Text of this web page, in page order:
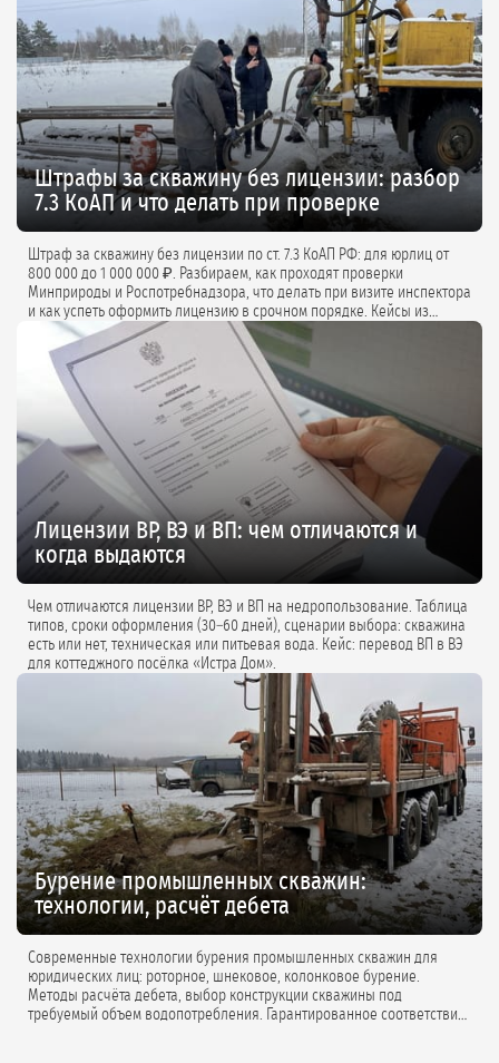
Штрафы за скважину без лицензии: разбор
7.3 КоАП и что делать при проверке
Штраф за скважину без лицензии по ст. 7.3 КоАП РФ: для юрлиц от
800 000 до 1 000 000 ₽. Разбираем, как проходят проверки
Минприроды и Роспотребнадзора, что делать при визите инспектора
и как успеть оформить лицензию в срочном порядке. Кейсы из
практики и советы экспертов.
Лицензии ВР, ВЭ и ВП: чем отличаются и
когда выдаются
Чем отличаются лицензии ВР, ВЭ и ВП на недропользование. Таблица
типов, сроки оформления (30–60 дней), сценарии выбора: скважина
есть или нет, техническая или питьевая вода. Кейс: перевод ВП в ВЭ
для коттеджного посёлка «Истра Дом».
Бурение промышленных скважин:
технологии, расчёт дебета
Современные технологии бурения промышленных скважин для
юридических лиц: роторное, шнековое, колонковое бурение.
Методы расчёта дебета, выбор конструкции скважины под
требуемый объем водопотребления. Гарантированное соответствие